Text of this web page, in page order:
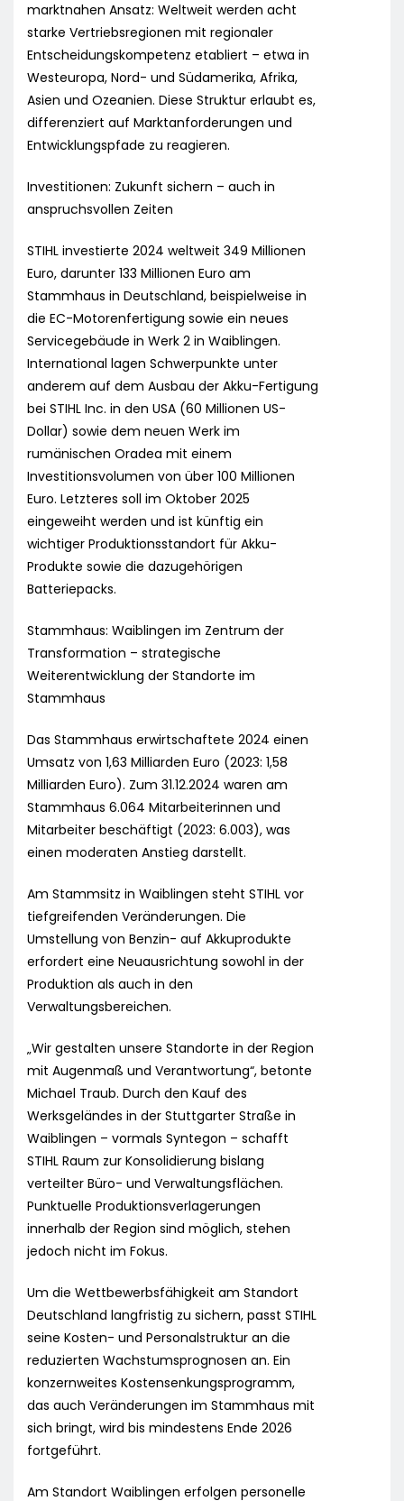
marktnahen Ansatz: Weltweit werden acht
starke Vertriebsregionen mit regionaler
Entscheidungskompetenz etabliert – etwa in
Westeuropa, Nord- und Südamerika, Afrika,
Asien und Ozeanien. Diese Struktur erlaubt es,
differenziert auf Marktanforderungen und
Entwicklungspfade zu reagieren.
Investitionen: Zukunft sichern – auch in
anspruchsvollen Zeiten
STIHL investierte 2024 weltweit 349 Millionen
Euro, darunter 133 Millionen Euro am
Stammhaus in Deutschland, beispielweise in
die EC-Motorenfertigung sowie ein neues
Servicegebäude in Werk 2 in Waiblingen.
International lagen Schwerpunkte unter
anderem auf dem Ausbau der Akku-Fertigung
bei STIHL Inc. in den USA (60 Millionen US-
Dollar) sowie dem neuen Werk im
rumänischen Oradea mit einem
Investitionsvolumen von über 100 Millionen
Euro. Letzteres soll im Oktober 2025
eingeweiht werden und ist künftig ein
wichtiger Produktionsstandort für Akku-
Produkte sowie die dazugehörigen
Batteriepacks.
Stammhaus: Waiblingen im Zentrum der
Transformation – strategische
Weiterentwicklung der Standorte im
Stammhaus
Das Stammhaus erwirtschaftete 2024 einen
Umsatz von 1,63 Milliarden Euro (2023: 1,58
Milliarden Euro). Zum 31.12.2024 waren am
Stammhaus 6.064 Mitarbeiterinnen und
Mitarbeiter beschäftigt (2023: 6.003), was
einen moderaten Anstieg darstellt.
Am Stammsitz in Waiblingen steht STIHL vor
tiefgreifenden Veränderungen. Die
Umstellung von Benzin- auf Akkuprodukte
erfordert eine Neuausrichtung sowohl in der
Produktion als auch in den
Verwaltungsbereichen.
„Wir gestalten unsere Standorte in der Region
mit Augenmaß und Verantwortung“, betonte
Michael Traub. Durch den Kauf des
Werksgeländes in der Stuttgarter Straße in
Waiblingen – vormals Syntegon – schafft
STIHL Raum zur Konsolidierung bislang
verteilter Büro- und Verwaltungsflächen.
Punktuelle Produktionsverlagerungen
innerhalb der Region sind möglich, stehen
jedoch nicht im Fokus.
Um die Wettbewerbsfähigkeit am Standort
Deutschland langfristig zu sichern, passt STIHL
seine Kosten- und Personalstruktur an die
reduzierten Wachstumsprognosen an. Ein
konzernweites Kostensenkungsprogramm,
das auch Veränderungen im Stammhaus mit
sich bringt, wird bis mindestens Ende 2026
fortgeführt.
Am Standort Waiblingen erfolgen personelle